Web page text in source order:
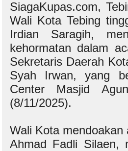
SiagaKupas.com,
Wali Kota Tebing
Irdian Saragih,
kehormatan dalam
Sekretaris Daerah
Syah Irwan, yang
Center Masjid
(8/11/2025).
Wali Kota
Ahmad Fadli Silaen,